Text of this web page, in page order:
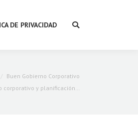
DE PRIVACIDAD Buscar:
Buen Gobierno Corporativo
corporativo y planificación…